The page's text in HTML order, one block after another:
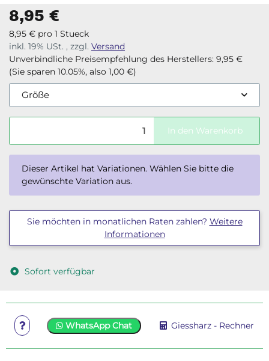
8,95 €
8,95 € pro 1 Stueck
inkl. 19% USt. , zzgl. Versand
Unverbindliche Preisempfehlung des Herstellers: 9,95 €
(Sie sparen 10.05%, also 1,00 €)
Größe
In den Warenkorb
x
Dieser Artikel hat Variationen. Wählen Sie bitte die
gewünschte Variation aus.
Sie möchten in monatlichen Raten zahlen? Weitere
Informationen
Sofort verfügbar
WhatsApp Chat Giessharz - Rechner